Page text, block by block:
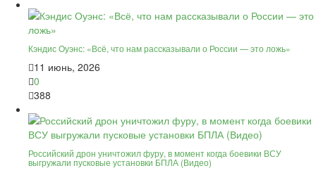
Кэндис Оуэнс: «Всё, что нам рассказывали о России — это ложь»
11 июнь, 2026
0
388
Российский дрон уничтожил фуру, в момент когда боевики ВСУ
выгружали пусковые установки БПЛА (Видео)